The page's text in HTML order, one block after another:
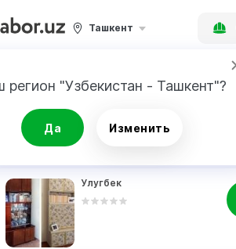
Ташкент
регион "Узбекистан - Ташкент"?
Да Изменить
РЕЗУЛЬТАТ
Улугбек